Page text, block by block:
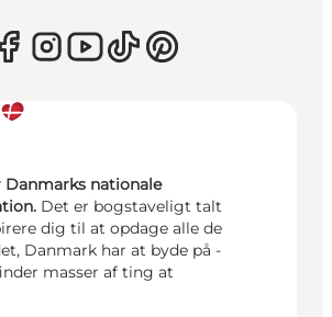
nationale
Det er bogstaveligt talt
dig til at opdage alle de
Danmark har at byde på -
masser af ting at